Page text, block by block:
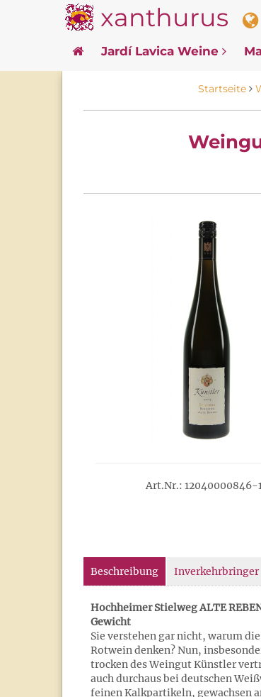
xanthurus
Jardí Lavica Weine
Startseite
Art.Nr.: 12040000846-
Beschreibung Inverkehrbringer
Hochheimer Stielweg ALTE
Gewicht
Sie verstehen gar nicht, warum
Rotwein denken? Nun,
trocken des Weingut Künstler
auch durchaus bei deutschen
feinen Kalkpartikeln, gewachsen